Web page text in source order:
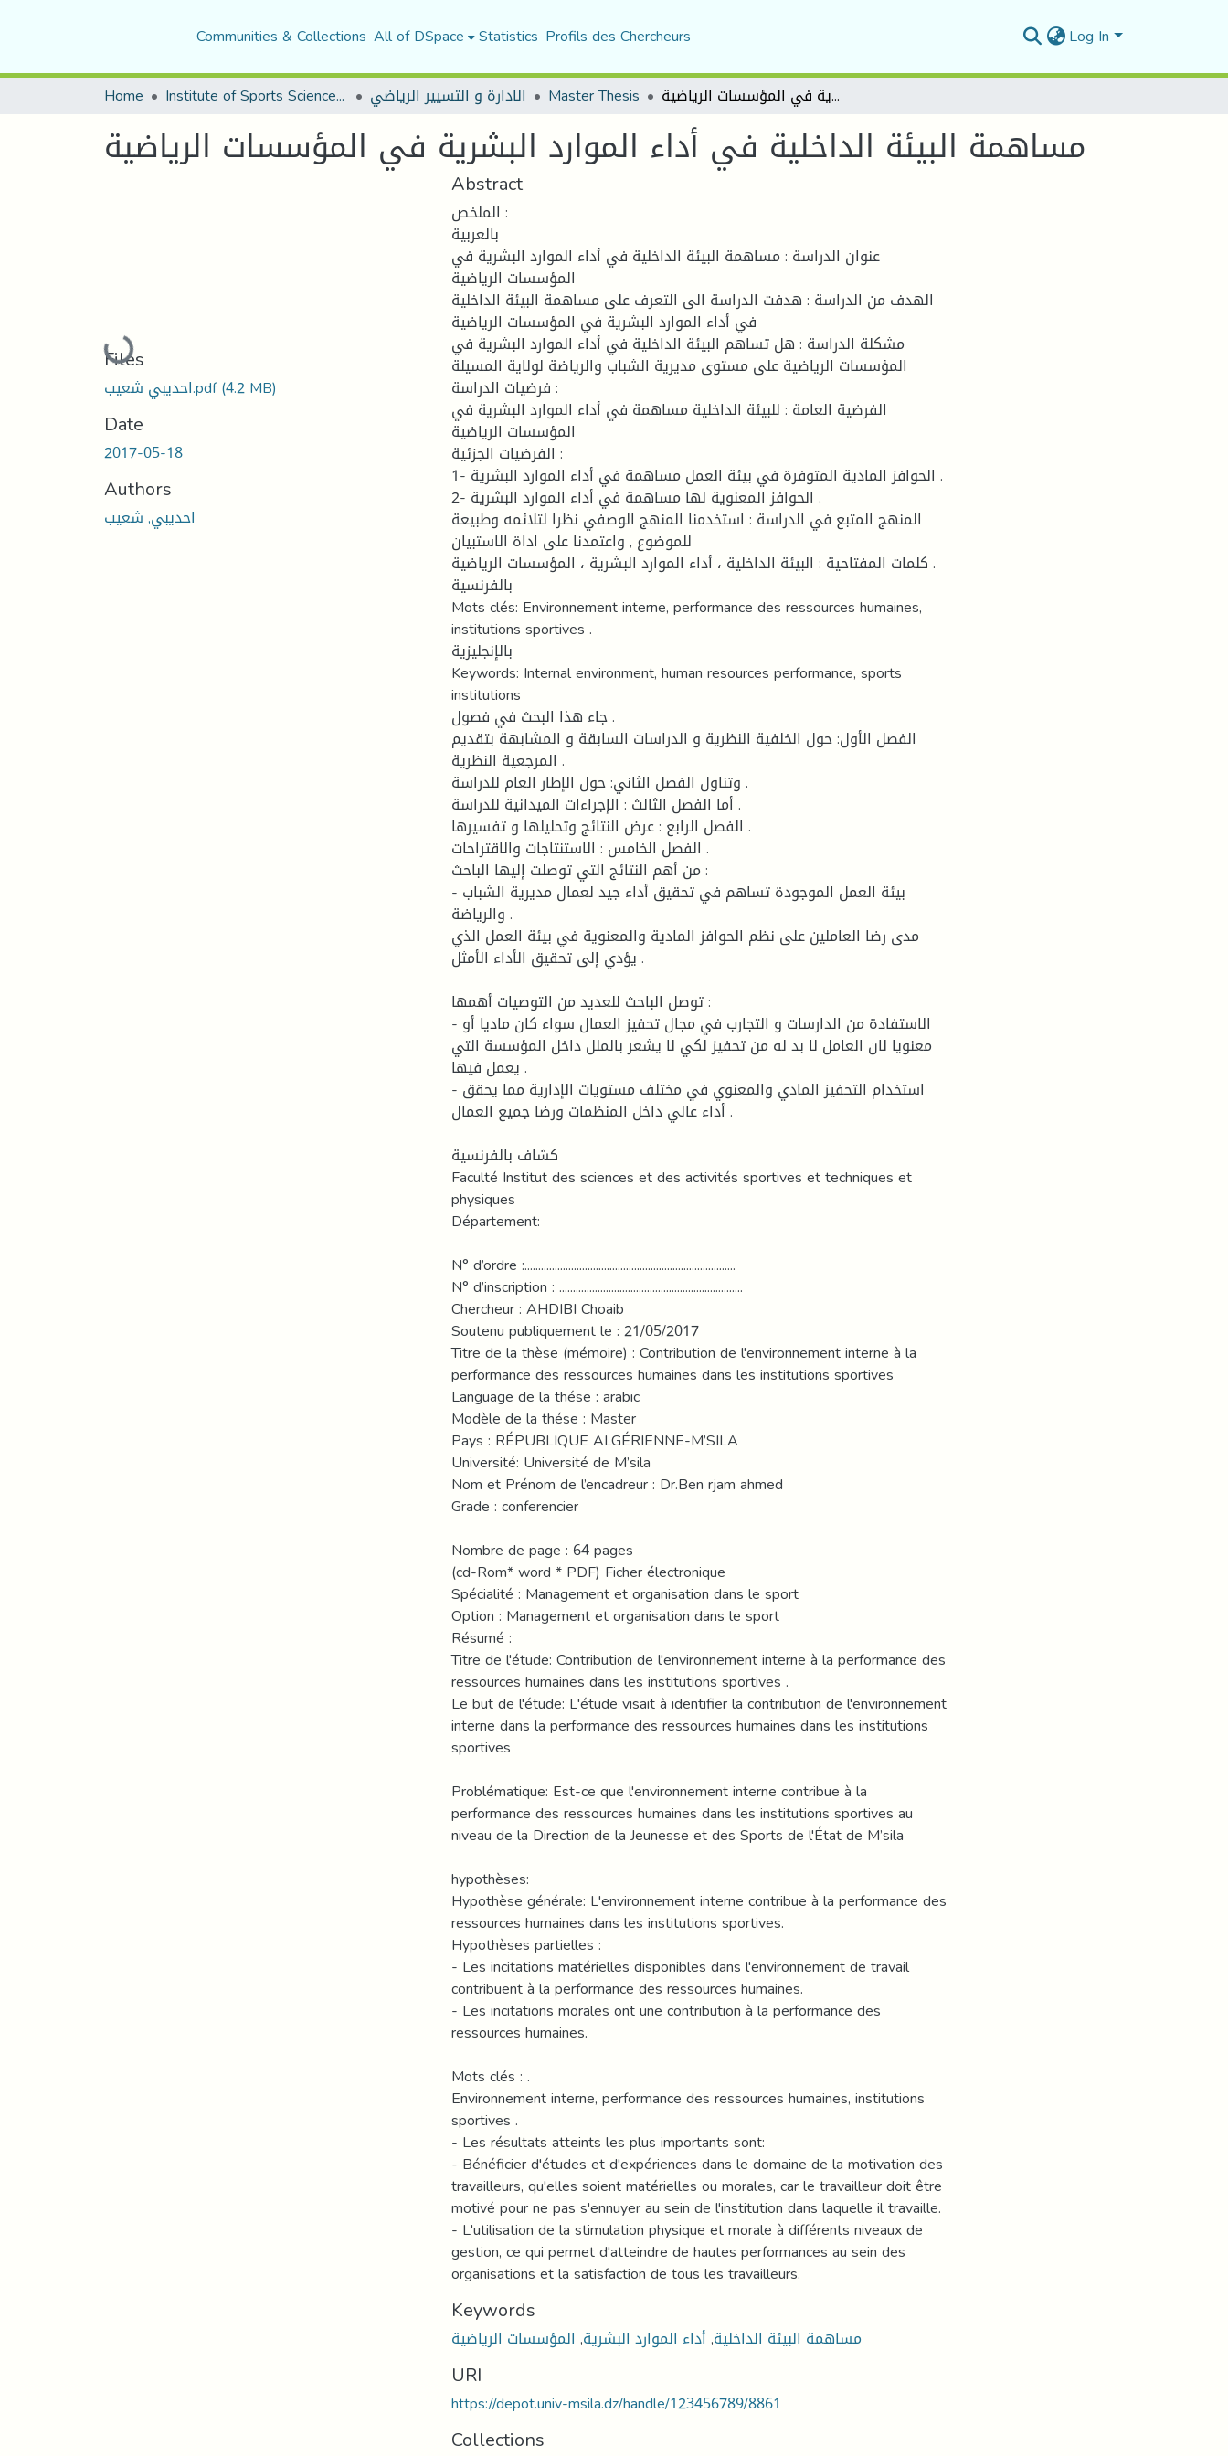
Communities & Collections All of DSpace Statistics Profils des Chercheurs Log In
Home Institute of Sports Sciences and Techniques الادارة و التسيير الرياضي Master Thesis مساهمة البيئة الداخلية في أداء الموارد البشرية في المؤسسات الرياضية
مساهمة البيئة الداخلية في أداء الموارد البشرية في المؤسسات الرياضية
Loading...
Files
احديبي شعيب.pdf(4.2 MB)
Date
2017-05-18
Authors
احديبي, شعيب
Abstract
الملخص :
بالعربية
عنوان الدراسة : مساهمة البيئة الداخلية في أداء الموارد البشرية في
المؤسسات الرياضية
الهدف من الدراسة : هدفت الدراسة الى التعرف على مساهمة البيئة الداخلية
في أداء الموارد البشرية في المؤسسات الرياضية
مشكلة الدراسة : هل تساهم البيئة الداخلية في أداء الموارد البشرية في
المؤسسات الرياضية على مستوى مديرية الشباب والرياضة لولاية المسيلة
فرضيات الدراسة :
الفرضية العامة : للبيئة الداخلية مساهمة في أداء الموارد البشرية في
المؤسسات الرياضية
الفرضيات الجزئية :
1- الحوافز المادية المتوفرة في بيئة العمل مساهمة في أداء الموارد البشرية .
2- الحوافز المعنوية لها مساهمة في أداء الموارد البشرية .
المنهج المتبع في الدراسة : استخدمنا المنهج الوصفي نظرا لتلائمه وطبيعة
للموضوع , واعتمدنا على اداة الاستبيان
كلمات المفتاحية : البيئة الداخلية ، أداء الموارد البشرية ، المؤسسات الرياضية .
بالفرنسية
Mots clés: Environnement interne, performance des ressources humaines,
institutions sportives .
بالإنجليزية
Keywords: Internal environment, human resources performance, sports
institutions
جاء هذا البحث في فصول .
الفصل الأول: حول الخلفية النظرية و الدراسات السابقة و المشابهة بتقديم
المرجعية النظرية .
وتناول الفصل الثاني: حول الإطار العام للدراسة .
أما الفصل الثالث : الإجراءات الميدانية للدراسة .
الفصل الرابع : عرض النتائج وتحليلها و تفسيرها .
الفصل الخامس : الاستنتاجات والاقتراحات .
من أهم النتائج التي توصلت إليها الباحث :
- بيئة العمل الموجودة تساهم في تحقيق أداء جيد لعمال مديرية الشباب
والرياضة .
مدى رضا العاملين على نظم الحوافز المادية والمعنوية في بيئة العمل الذي
يؤدي إلى تحقيق الأداء الأمثل .
توصل الباحث للعديد من التوصيات أهمها :
- الاستفادة من الدارسات و التجارب في مجال تحفيز العمال سواء كان ماديا أو
معنويا لان العامل لا بد له من تحفيز لكي لا يشعر بالملل داخل المؤسسة التي
يعمل فيها .
- استخدام التحفيز المادي والمعنوي في مختلف مستويات الإدارية مما يحقق
أداء عالي داخل المنظمات ورضا جميع العمال .
كشاف بالفرنسية
Faculté Institut des sciences et des activités sportives et techniques et
physiques
Département:
N° d’ordre :.............................................................................
N° d’inscription : ...................................................................
Chercheur : AHDIBI Choaib
Soutenu publiquement le : 21/05/2017
Titre de la thèse (mémoire) : Contribution de l'environnement interne à la
performance des ressources humaines dans les institutions sportives
Language de la thése : arabic
Modèle de la thése : Master
Pays : RÉPUBLIQUE ALGÉRIENNE-M’SILA
Université: Université de M’sila
Nom et Prénom de l’encadreur : Dr.Ben rjam ahmed
Grade : conferencier
Nombre de page : 64 pages
(cd-Rom* word * PDF) Ficher électronique
Spécialité : Management et organisation dans le sport
Option : Management et organisation dans le sport
Résumé :
Titre de l'étude: Contribution de l'environnement interne à la performance des
ressources humaines dans les institutions sportives .
Le but de l'étude: L'étude visait à identifier la contribution de l'environnement
interne dans la performance des ressources humaines dans les institutions
sportives
Problématique: Est-ce que l'environnement interne contribue à la
performance des ressources humaines dans les institutions sportives au
niveau de la Direction de la Jeunesse et des Sports de l'État de M’sila
hypothèses:
Hypothèse générale: L'environnement interne contribue à la performance des
ressources humaines dans les institutions sportives.
Hypothèses partielles :
- Les incitations matérielles disponibles dans l'environnement de travail
contribuent à la performance des ressources humaines.
- Les incitations morales ont une contribution à la performance des
ressources humaines.
Mots clés : .
Environnement interne, performance des ressources humaines, institutions
sportives .
- Les résultats atteints les plus importants sont:
- Bénéficier d'études et d'expériences dans le domaine de la motivation des
travailleurs, qu'elles soient matérielles ou morales, car le travailleur doit être
motivé pour ne pas s'ennuyer au sein de l'institution dans laquelle il travaille.
- L'utilisation de la stimulation physique et morale à différents niveaux de
gestion, ce qui permet d'atteindre de hautes performances au sein des
organisations et la satisfaction de tous les travailleurs.
Keywords
مساهمة البيئة الداخلية,أداء الموارد البشرية, المؤسسات الرياضية
URI
https://depot.univ-msila.dz/handle/123456789/8861
Collections